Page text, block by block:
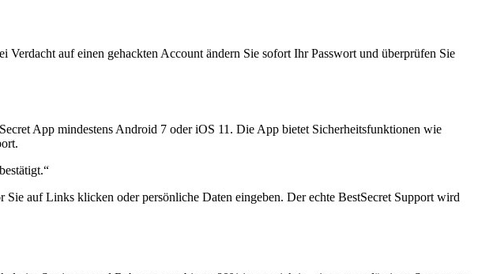
auf einen gehackten Account ändern Sie sofort Ihr Passwort und überprüfen Sie
App mindestens Android 7 oder iOS 11. Die App bietet Sicherheitsfunktionen wie
auf Links klicken oder persönliche Daten eingeben. Der echte BestSecret Support wird